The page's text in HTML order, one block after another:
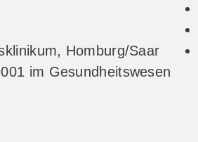
Homburg/Saar
im Gesundheitswesen